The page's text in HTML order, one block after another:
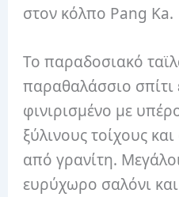
στον κόλπο Pang Ka.
Το παραδοσιακό
παραθαλάσσιο σπίτι
φινιρισμένο με
ξύλινους τοίχους
από γρανίτη.
ευρύχωρο σαλόνι